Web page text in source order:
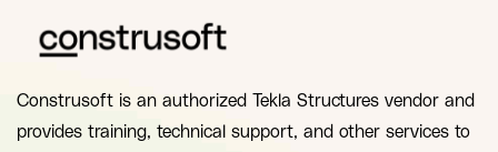
Construsoft is an authorized Tekla Structures vendor and
provides training, technical support, and other services to